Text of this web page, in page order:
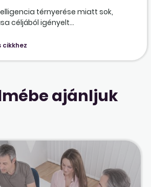
térnyerése miatt sok,
céljából igényelt...
cikkhez
ajánljuk